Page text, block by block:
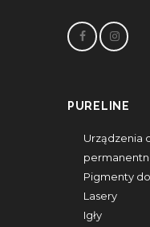
PURELINE
Urządzenia
Pigmenty
Lasery
Igły